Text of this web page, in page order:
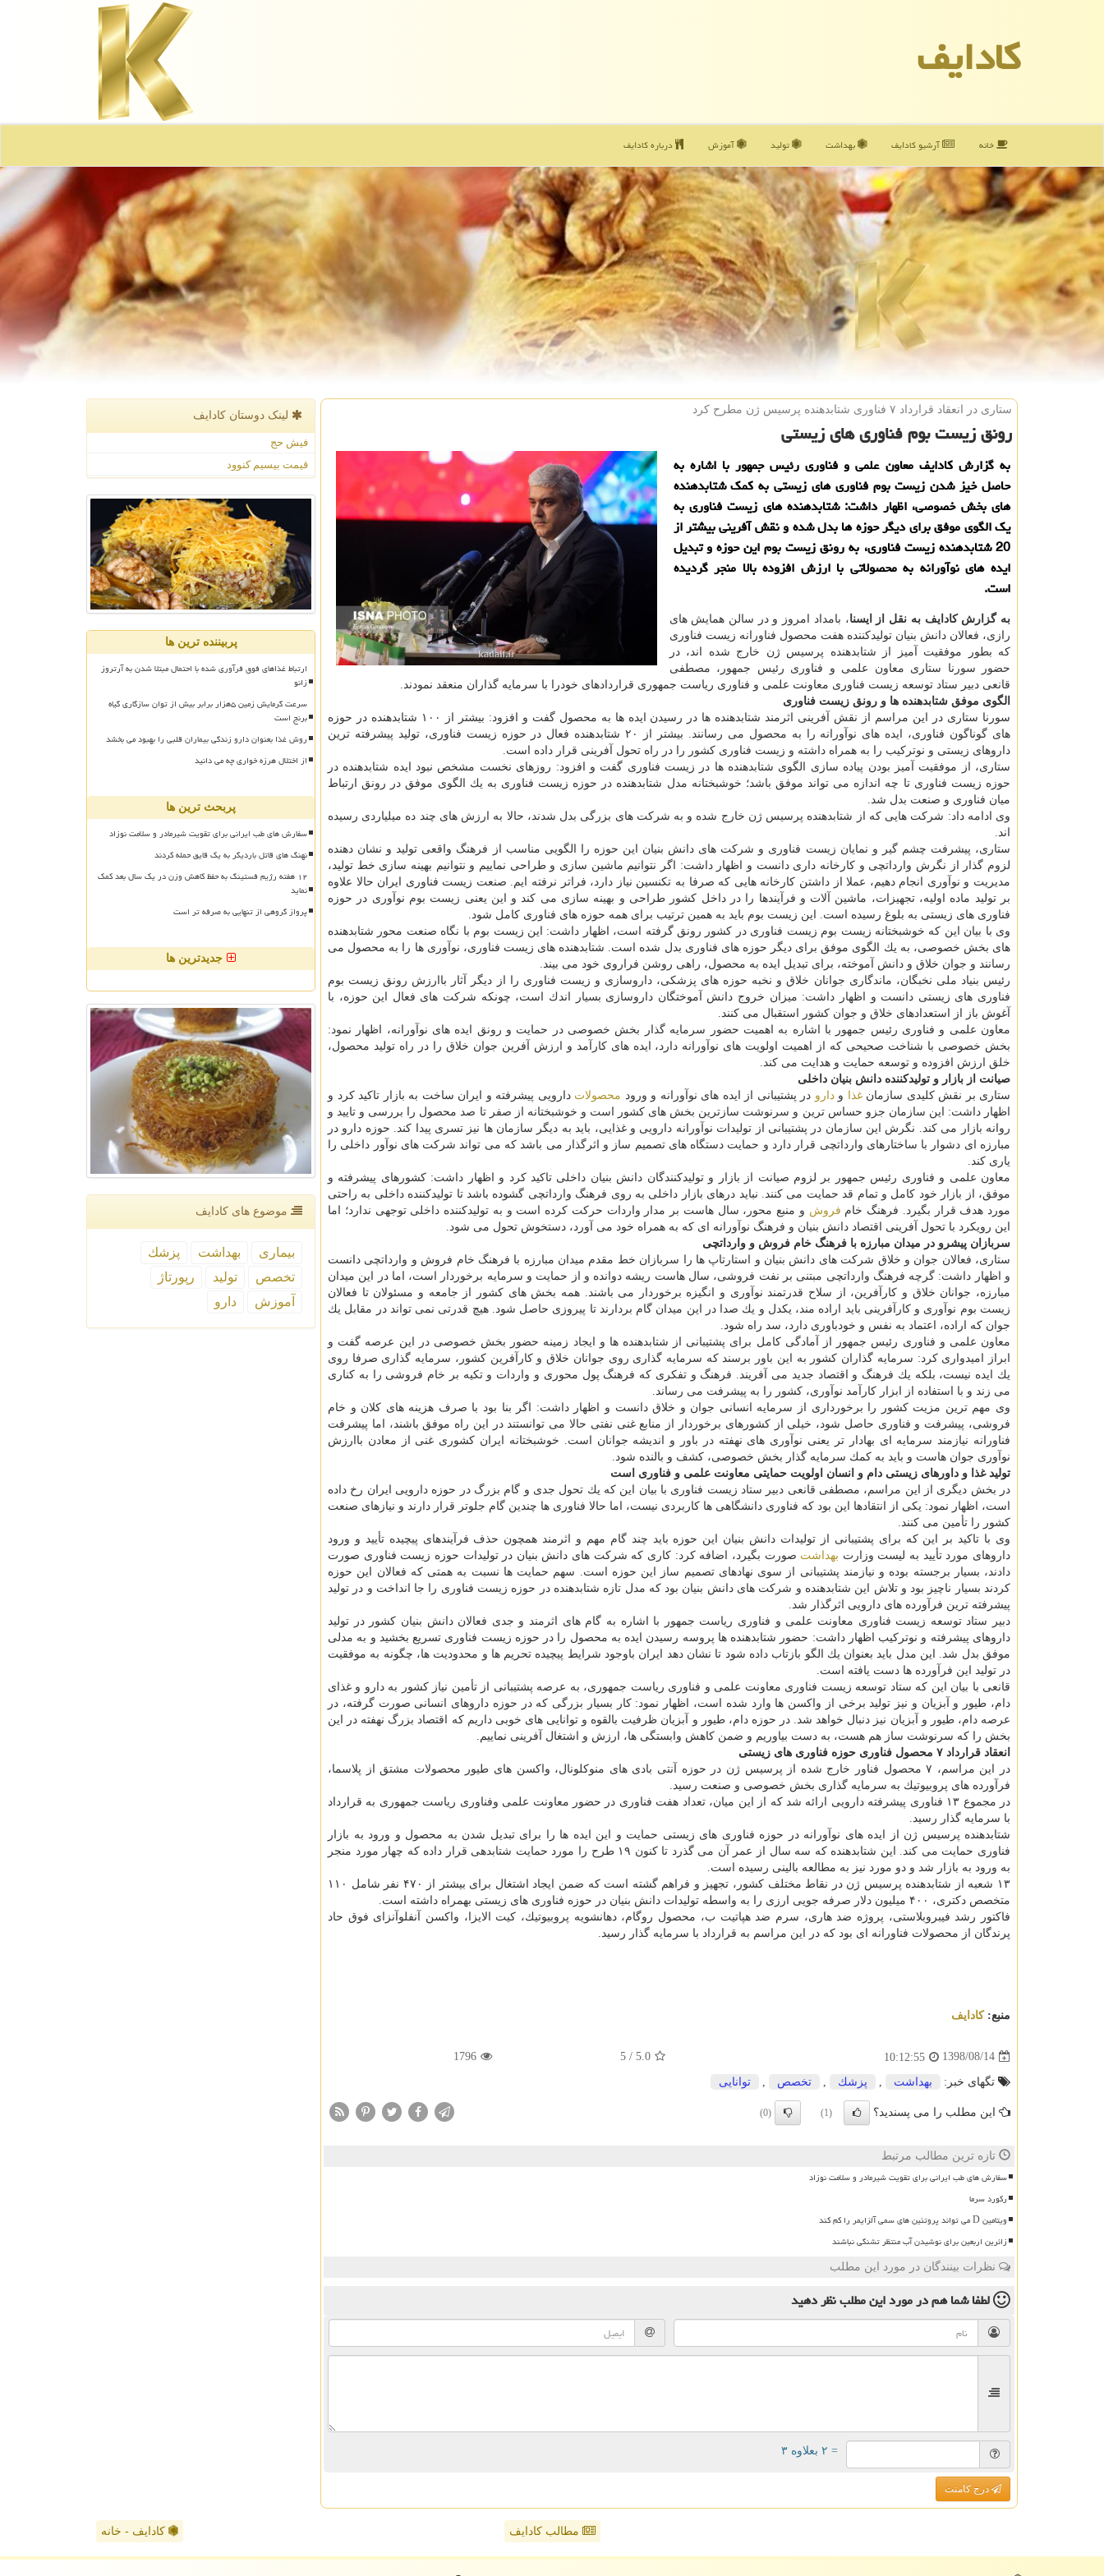
كادایف
خانه آرشیو كادایف بهداشت تولید آموزش درباره كادایف
ستاری در انعقاد قرارداد ۷ فناوری شتابدهنده پرسیس ژن مطرح كرد
رونق زیست بوم فناوری های زیستی
به گزارش كادایف معاون علمی و فناوری رئیس جمهور با اشاره به
حاصل خیز شدن زیست بوم فناوری های زیستی به كمك شتابدهنده
های بخش خصوصی، اظهار داشت: شتابدهنده های زیست فناوری به
یك الگوی موفق برای دیگر حوزه ها بدل شده و نقش آفرینی بیشتر از
20 شتابدهنده زیست فناوری، به رونق زیست بوم این حوزه و تبدیل
ایده های نوآورانه به محصولاتی با ارزش افزوده بالا منجر گردیده
است.
به گزارش كادایف به نقل از ایسنا، بامداد امروز و در سالن همایش های
رازی، فعالان دانش بنیان تولیدكننده هفت محصول فناورانه زیست فناوری
كه بطور موفقیت آمیز از شتابدهنده پرسیس ژن خارج شده اند، در
حضور سورنا ستاری معاون علمی و فناوری رئیس جمهور، مصطفی
قانعی دبیر ستاد توسعه زیست فناوری معاونت علمی و فناوری ریاست جمهوری قراردادهای خودرا با سرمایه گذاران منعقد نمودند.
الگوی موفق شتابدهنده ها و رونق زیست فناوری
سورنا ستاری در این مراسم از نقش آفرینی اثرمند شتابدهنده ها در رسیدن ایده ها به محصول گفت و افزود: بیشتر از ۱۰۰ شتابدهنده در حوزه
های گوناگون فناوری، ایده های نوآورانه را به محصول می رسانند. بیشتر از ۲۰ شتابدهنده فعال در حوزه زیست فناوری، تولید پیشرفته ترین
داروهای زیستی و نوتركیب را به همراه داشته و زیست فناوری كشور را در راه تحول آفرینی قرار داده است.
ستاری، از موفقیت آمیز بودن پیاده سازی الگوی شتابدهنده ها در زیست فناوری گفت و افزود: روزهای نخست مشخص نبود ایده شتابدهنده در
حوزه زیست فناوری تا چه اندازه می تواند موفق باشد؛ خوشبختانه مدل شتابدهنده در حوزه زیست فناوری به یك الگوی موفق در رونق ارتباط
میان فناوری و صنعت بدل شد.
وی ادامه داد: شركت هایی كه از شتابدهنده پرسیس ژن خارج شده و به شركت های بزرگی بدل شدند، حالا به ارزش های چند ده میلیاردی رسیده
اند.
ستاری، پیشرفت چشم گیر و نمایان زیست فناوری و شركت های دانش بنیان این حوزه را الگویی مناسب از فرهنگ واقعی تولید و نشان دهنده
لزوم گذار از نگرش وارداتچی و كارخانه داری دانست و اظهار داشت: اگر نتوانیم ماشین سازی و طراحی نماییم و نتوانیم بهینه سازی خط تولید،
مدیریت و نوآوری انجام دهیم، عملا از داشتن كارخانه هایی كه صرفا به تكنسین نیاز دارد، فراتر نرفته ایم. صنعت زیست فناوری ایران حالا علاوه
بر تولید ماده اولیه، تجهیزات، ماشین آلات و فرآیندها را در داخل كشور طراحی و بهینه سازی می كند و این یعنی زیست بوم نوآوری در حوزه
فناوری های زیستی به بلوغ رسیده است. این زیست بوم باید به همین ترتیب برای همه حوزه های فناوری كامل شود.
وی با بیان این كه خوشبختانه زیست بوم زیست فناوری در كشور رونق گرفته است، اظهار داشت: این زیست بوم با نگاه صنعت محور شتابدهنده
های بخش خصوصی، به یك الگوی موفق برای دیگر حوزه های فناوری بدل شده است. شتابدهنده های زیست فناوری، نوآوری ها را به محصول می
رسانند و جوان خلاق و دانش آموخته، برای تبدیل ایده به محصول، راهی روشن فراروی خود می بیند.
رئیس بنیاد ملی نخبگان، ماندگاری جوانان خلاق و نخبه حوزه های پزشكی، داروسازی و زیست فناوری را از دیگر آثار باارزش رونق زیست بوم
فناوری های زیستی دانست و اظهار داشت: میزان خروج دانش آموختگان داروسازی بسیار اندك است، چونكه شركت های فعال این حوزه، با
آغوش باز از استعدادهای خلاق و جوان كشور استقبال می كنند.
معاون علمی و فناوری رئیس جمهور با اشاره به اهمیت حضور سرمایه گذار بخش خصوصی در حمایت و رونق ایده های نوآورانه، اظهار نمود:
بخش خصوصی با شناخت صحیحی كه از اهمیت اولویت های نوآورانه دارد، ایده های كارآمد و ارزش آفرین جوان خلاق را در راه تولید محصول،
خلق ارزش افزوده و توسعه حمایت و هدایت می كند.
صیانت از بازار و تولیدكننده دانش بنیان داخلی
ستاری بر نقش كلیدی سازمانغذا ودارو در پشتیبانی از ایده های نوآورانه و ورود محصولات دارویی پیشرفته و ایران ساخت به بازار تاكید كرد و
اظهار داشت: این سازمان جزو حساس ترین و سرنوشت سازترین بخش های كشور است و خوشبختانه از صفر تا صد محصول را بررسی و تایید و
روانه بازار می كند. نگرش این سازمان در پشتیبانی از تولیدات نوآورانه دارویی و غذایی، باید به دیگر سازمان ها نیز تسری پیدا كند. حوزه دارو در
مبارزه ای دشوار با ساختارهای وارداتچی قرار دارد و حمایت دستگاه های تصمیم ساز و اثرگذار می باشد كه می تواند شركت های نوآور داخلی را
یاری كند.
معاون علمی و فناوری رئیس جمهور بر لزوم صیانت از بازار و تولیدكنندگان دانش بنیان داخلی تاكید كرد و اظهار داشت: كشورهای پیشرفته و
موفق، از بازار خود كامل و تمام قد حمایت می كنند. نباید درهای بازار داخلی به روی فرهنگ وارداتچی گشوده باشد تا تولیدكننده داخلی به راحتی
مورد هدف قرار بگیرد. فرهنگ خام فروش و منبع محور، سال هاست بر مدار واردات حركت كرده است و به تولیدكننده داخلی توجهی ندارد؛ اما
این رویكرد با تحول آفرینی اقتصاد دانش بنیان و فرهنگ نوآورانه ای كه به همراه خود می آورد، دستخوش تحول می شود.
سربازان پیشرو در میدان مبارزه با فرهنگ خام فروش و وارداتچی
ستاری، فعالان جوان و خلاق شركت های دانش بنیان و استارتاپ ها را سربازان خط مقدم میدان مبارزه با فرهنگ خام فروش و وارداتچی دانست
و اظهار داشت: گرچه فرهنگ وارداتچی مبتنی بر نفت فروشی، سال هاست ریشه دوانده و از حمایت و سرمایه برخوردار است، اما در این میدان
مبارزه، جوانان خلاق و كارآفرین، از سلاح قدرتمند نوآوری و انگیزه برخوردار می باشند. همه بخش های كشور از جامعه و مسئولان تا فعالان
زیست بوم نوآوری و كارآفرینی باید اراده مند، یكدل و یك صدا در این میدان گام بردارند تا پیروزی حاصل شود. هیچ قدرتی نمی تواند در مقابل یك
جوان كه اراده، اعتماد به نفس و خودباوری دارد، سد راه شود.
معاون علمی و فناوری رئیس جمهور از آمادگی كامل برای پشتیبانی از شتابدهنده ها و ایجاد زمینه حضور بخش خصوصی در این عرصه گفت و
ابراز امیدواری كرد: سرمایه گذاران كشور به این باور برسند كه سرمایه گذاری روی جوانان خلاق و كارآفرین كشور، سرمایه گذاری صرفا روی
یك ایده نیست، بلكه یك فرهنگ و اقتصاد جدید می آفریند. فرهنگ و تفكری كه فرهنگ پول محوری و واردات و تكیه بر خام فروشی را به كناری
می زند و با استفاده از ابزار كارآمد نوآوری، كشور را به پیشرفت می رساند.
وی مهم ترین مزیت كشور را برخورداری از سرمایه انسانی جوان و خلاق دانست و اظهار داشت: اگر بنا بود با صرف هزینه های كلان و خام
فروشی، پیشرفت و فناوری حاصل شود، خیلی از كشورهای برخوردار از منابع غنی نفتی حالا می توانستند در این راه موفق باشند، اما پیشرفت
فناورانه نیازمند سرمایه ای بهادار تر یعنی نوآوری های نهفته در باور و اندیشه جوانان است. خوشبختانه ایران كشوری غنی از معادن باارزش
نوآوری جوان هاست و باید به كمك سرمایه گذار بخش خصوصی، كشف و بالنده شود.
تولید غذا و داورهای زیستی دام و انسان اولویت حمایتی معاونت علمی و فناوری است
در بخش دیگری از این مراسم، مصطفی قانعی دبیر ستاد زیست فناوری با بیان این كه یك تحول جدی و گام بزرگ در حوزه دارویی ایران رخ داده
است، اظهار نمود: یكی از انتقادها این بود كه فناوری دانشگاهی ها كاربردی نیست، اما حالا فناوری ها چندین گام جلوتر قرار دارند و نیازهای صنعت
كشور را تأمین می كنند.
وی با تاكید بر این كه برای پشتیبانی از تولیدات دانش بنیان این حوزه باید چند گام مهم و اثرمند همچون حذف فرآیندهای پیچیده تأیید و ورود
داروهای مورد تأیید به لیست وزارت بهداشت صورت بگیرد، اضافه كرد: كاری كه شركت های دانش بنیان در تولیدات حوزه زیست فناوری صورت
دادند، بسیار برجسته بوده و نیازمند پشتیبانی از سوی نهادهای تصمیم ساز این حوزه است. سهم حمایت ها نسبت به همتی كه فعالان این حوزه
كردند بسیار ناچیز بود و تلاش این شتابدهنده و شركت های دانش بنیان بود كه مدل تازه شتابدهنده در حوزه زیست فناوری را جا انداخت و در تولید
پیشرفته ترین فرآورده های دارویی اثرگذار شد.
دبیر ستاد توسعه زیست فناوری معاونت علمی و فناوری ریاست جمهور با اشاره به گام های اثرمند و جدی فعالان دانش بنیان كشور در تولید
داروهای پیشرفته و نوتركیب اظهار داشت: حضور شتابدهنده ها پروسه رسیدن ایده به محصول را در حوزه زیست فناوری تسریع بخشید و به مدلی
موفق بدل شد. این مدل باید بعنوان یك الگو بازتاب داده شود تا نشان دهد ایران باوجود شرایط پیچیده تحریم ها و محدودیت ها، چگونه به موفقیت
در تولید این فرآورده ها دست یافته است.
قانعی با بیان این كه ستاد توسعه زیست فناوری معاونت علمی و فناوری ریاست جمهوری، به عرصه پشتیبانی از تأمین نیاز كشور به دارو و غذای
دام، طیور و آبزیان و نیز تولید برخی از واكسن ها وارد شده است، اظهار نمود: كار بسیار بزرگی كه در حوزه داروهای انسانی صورت گرفته، در
عرصه دام، طیور و آبزیان نیز دنبال خواهد شد. در حوزه دام، طیور و آبزیان ظرفیت بالقوه و توانایی های خوبی داریم كه اقتصاد بزرگ نهفته در این
بخش را كه سرنوشت ساز هم هست، به دست بیاوریم و ضمن كاهش وابستگی ها، ارزش و اشتغال آفرینی نماییم.
انعقاد قرارداد ۷ محصول فناوری حوزه فناوری های زیستی
در این مراسم، ۷ محصول فناور خارج شده از پرسیس ژن در حوزه آنتی بادی های منوكلونال، واكسن های طیور محصولات مشتق از پلاسما،
فرآورده های پروبیوتیك به سرمایه گذاری بخش خصوصی و صنعت رسید.
در مجموع ۱۳ فناوری پیشرفته دارویی ارائه شد كه از این میان، تعداد هفت فناوری در حضور معاونت علمی وفناوری ریاست جمهوری به قرارداد
با سرمایه گذار رسید.
شتابدهنده پرسیس ژن از ایده های نوآورانه در حوزه فناوری های زیستی حمایت و این ایده ها را برای تبدیل شدن به محصول و ورود به بازار
فناوری حمایت می كند. این شتابدهنده كه سه سال از عمر آن می گذرد تا كنون ۱۹ طرح را مورد حمایت شتابدهی قرار داده كه چهار مورد منجر
به ورود به بازار شد و دو مورد نیز به مطالعه بالینی رسیده است.
۱۳ شعبه از شتابدهنده پرسیس ژن در نقاط مختلف كشور، تجهیز و فراهم گشته است كه ضمن ایجاد اشتغال برای بیشتر از ۴۷۰ نفر شامل ۱۱۰
متخصص دكتری، ۴۰۰ میلیون دلار صرفه جویی ارزی را به واسطه تولیدات دانش بنیان در حوزه فناوری های زیستی بهمراه داشته است.
فاكتور رشد فیبروبلاستی، پروژه ضد هاری، سرم ضد هپاتیت ب، محصول روگام، دهانشویه پروبیوتیك، كیت الایزا، واكسن آنفلوآنزای فوق حاد
پرندگان از محصولات فناورانه ای بود كه در این مراسم به قرارداد با سرمایه گذار رسید.
منبع:كادایف
1398/08/14
10:12:55
5.0
/
5
1796
تگهای خبر: بهداشت , پزشك , تخصص , توانایی
این مطلب را می پسندید؟ (1)
(0)
تازه ترین مطالب مرتبط
سفارش های طب ایرانی برای تقویت شیرمادر و سلامت نوزاد
رکورد سرما
ویتامین D می تواند پروتئین های سمی آلزایمر را کم کند
زائرین اربعین برای نوشیدن آب منتظر تشنگی نباشند
نظرات بینندگان در مورد این مطلب
لطفا شما همدر مورد این مطلبنظر دهید
= ۲ بعلاوه ۳
درج کامنت
لینک دوستان كادایف
فیش حج
قیمت بیسیم کنوود
پربیننده ترین ها
ارتباط غذاهای فوق فرآوری شده با احتمال مبتلا شدن به آرتروز
زانو
سرعت گرمایش زمین ۵هزار برابر بیش از توان سازگاری گیاه
برنج است
روش غذا بعنوان دارو زندگی بیماران قلبی را بهبود می بخشد
از اختلال هرزه خواری چه می دانید
پربحث ترین ها
سفارش های طب ایرانی برای تقویت شیرمادر و سلامت نوزاد
نهنگ های قاتل باردیگر به یک قایق حمله کردند
۱۲ هفته رژیم فستینگ به حفظ کاهش وزن در یک سال بعد کمک
نماید
پرواز گروهی از تنهایی به صرفه تر است
جدیدترین ها
موضوع های كادایف
بیماری بهداشت
پزشك
تخصص
تولید
رپورتاژ
آموزش
دارو
مطالب کادایف کادایف - خانه